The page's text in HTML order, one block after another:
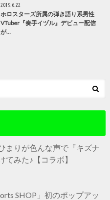
2019.6.22
ホロスターズ所属の弾き語り系男性
VTuber『奏手イヅル』デビュー配信
が…
まりが色んな声で『キズナ
てみた♪【コラボ】
SHOP」初のポップアッ